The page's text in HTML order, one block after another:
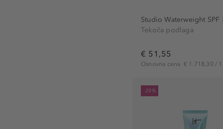
Studio Waterweight SPF
Tekoča podlaga
€ 51,55
Osnovna cena € 1.718,30 /
-20%